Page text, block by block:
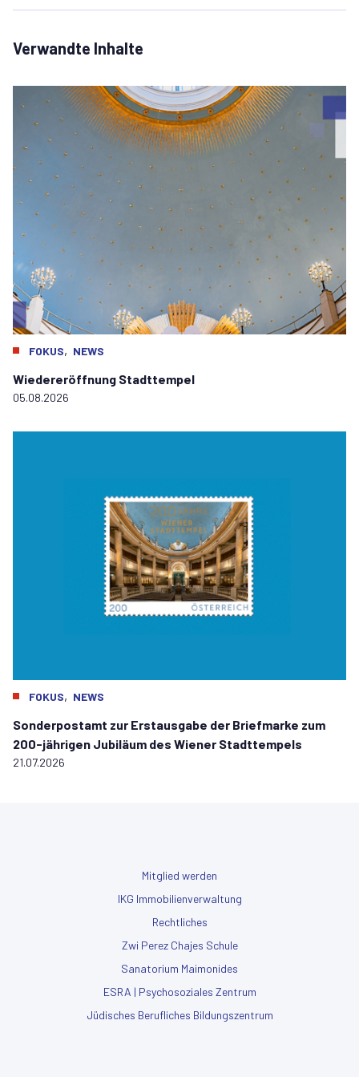
Verwandte Inhalte
FOKUS, NEWS
Wiedereröffnung Stadttempel
05.08.2026
FOKUS, NEWS
Sonderpostamt zur Erstausgabe der Briefmarke zum
200-jährigen Jubiläum des Wiener Stadttempels
21.07.2026
Mitglied werden
IKG Immobilienverwaltung
Rechtliches
Zwi Perez Chajes Schule
Sanatorium Maimonides
ESRA | Psychosoziales Zentrum
Jüdisches Berufliches Bildungszentrum